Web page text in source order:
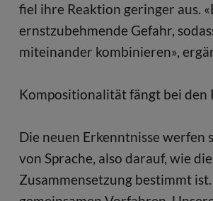
fiel ihre Reaktion geringer aus.
ernstzubehmende Gefahr,
miteinander kombinieren»,
Kompositionalität fängt bei den
Die neuen Erkenntnisse
von Sprache, also darauf, wie
Zusammensetzung bestimmt